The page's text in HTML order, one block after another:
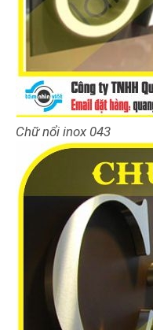
Chữ nổi inox 043